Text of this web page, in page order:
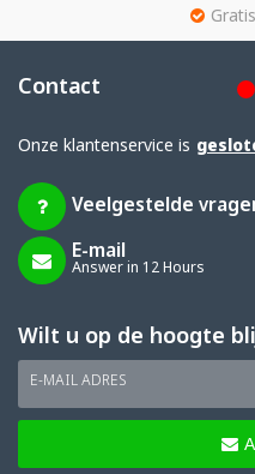
Contact
Onze klantenservice is
Veelgestelde
E-mail
Answer in 12 Hours
Wilt u op de hoogte
E-MAIL ADRES